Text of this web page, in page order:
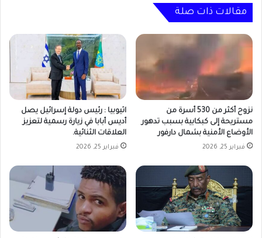
مقالات ذات صلة
نزوح أكثر من 530 أسرة من
مستريحة إلى كبكابية بسبب تدهور
الأوضاع الأمنية بشمال دارفور
فبراير 25, 2026
اثيوبيا : رئيس دولة إسرائيل يصل
أديس أبابا في زيارة رسمية لتعزيز
العلاقات الثنائية.
فبراير 25, 2026